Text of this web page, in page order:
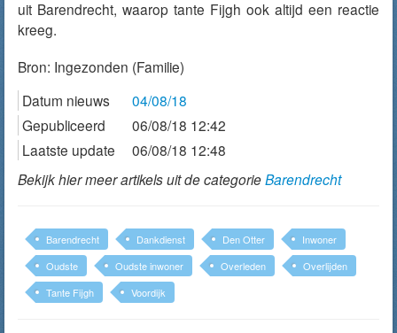
uit Barendrecht, waarop tante Fijgh ook altijd een reactie
kreeg.
Bron: Ingezonden (Familie)
Datum nieuws
04/08/18
Gepubliceerd
06/08/18 12:42
Laatste update
06/08/18 12:48
Bekijk hier meer artikels uit de categorieBarendrecht
Barendrecht Dankdienst Den Otter
Inwoner
Oudste
Oudste inwoner Overleden
Overlijden
Tante Fijgh
Voordijk